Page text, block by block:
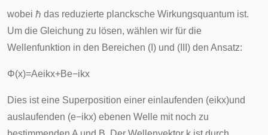
wobei ℏ das reduzierte plancksche Wirkungsquantum ist.
Um die Gleichung zu lösen, wählen wir für die
Wellenfunktion in den Bereichen (I) und (III) den Ansatz:
Φ(x)=Aeikx+Be−ikx
Dies ist eine Superposition einer einlaufenden (eikx)und
auslaufenden (e−ikx) ebenen Welle mit noch zu